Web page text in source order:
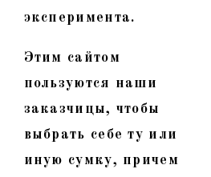
эксперимента.
Этим сайтом
пользуются наши
заказчицы, чтобы
выбрать себе ту или
иную сумку, причем